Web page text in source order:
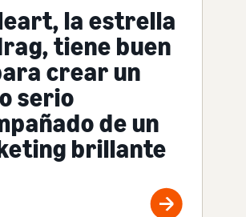
la estrella
tiene buen
crear un
serio
de un
brillante